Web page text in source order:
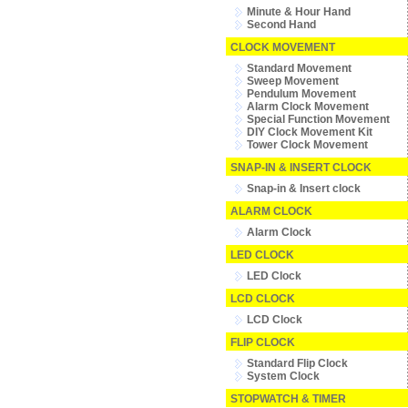
Minute & Hour Hand
Second Hand
CLOCK MOVEMENT
Standard Movement
Sweep Movement
Pendulum Movement
Alarm Clock Movement
Special Function Movement
DIY Clock Movement Kit
Tower Clock Movement
SNAP-IN & INSERT CLOCK
Snap-in & Insert clock
ALARM CLOCK
Alarm Clock
LED CLOCK
LED Clock
LCD CLOCK
LCD Clock
FLIP CLOCK
Standard Flip Clock
System Clock
STOPWATCH & TIMER